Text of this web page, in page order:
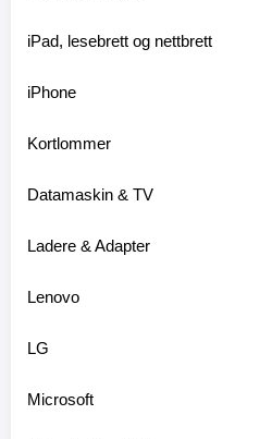
iPad, lesebrett og nettbrett
iPhone
Kortlommer
Datamaskin & TV
Ladere & Adapter
Lenovo
LG
Microsoft